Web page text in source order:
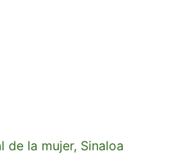
de la mujer, Sinaloa